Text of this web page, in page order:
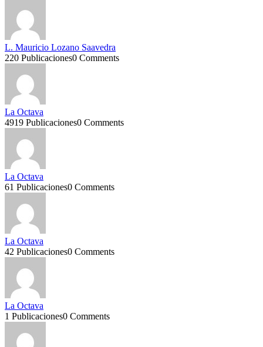
L. Mauricio Lozano Saavedra
220 Publicaciones0 Comments
La Octava
4919 Publicaciones0 Comments
La Octava
61 Publicaciones0 Comments
La Octava
42 Publicaciones0 Comments
La Octava
1 Publicaciones0 Comments